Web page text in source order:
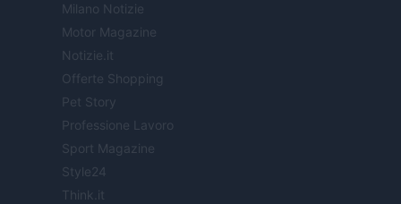
Milano Notizie
Motor Magazine
Notizie.it
Offerte Shopping
Pet Story
Professione Lavoro
Sport Magazine
Style24
Think.it